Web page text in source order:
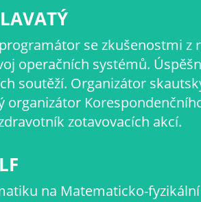
se zkušenostmi z
operačních systémů.
soutěží. Organizátor
organizátor
zotavovacích akcí.
na Matematicko-